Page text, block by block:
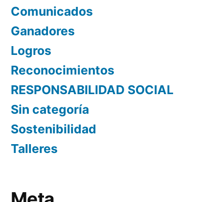
Comunicados
Ganadores
Logros
Reconocimientos
RESPONSABILIDAD SOCIAL
Sin categoría
Sostenibilidad
Talleres